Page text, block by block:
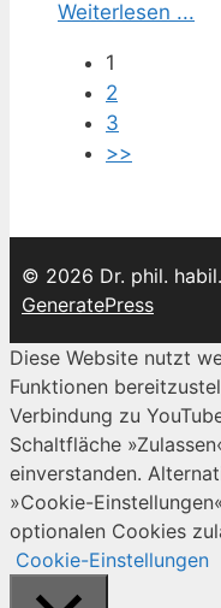
Weiterlesen ...
1
2
3
>>
© 2026 Dr. phil.
GeneratePress
Diese Website nutzt
Funktionen
Verbindung zu
Schaltfläche
einverstanden.
»Cookie-
optionalen Cookies
Cookie-Einstellungen